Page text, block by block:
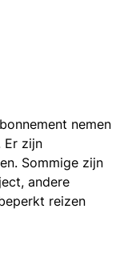
nemen
Er zijn
Sommige zijn
andere
reizen